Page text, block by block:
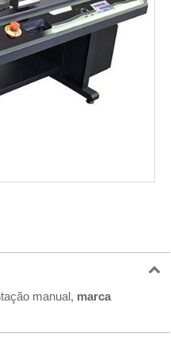
manual, marca